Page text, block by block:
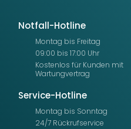
Notfall-Hotline
Montag bis Freitag
09:00 bis 17:00 Uhr
Kostenlos für Kunden mit
Wartungvertrag
Service-Hotline
Montag bis Sonntag
24/7 Rückrufservice